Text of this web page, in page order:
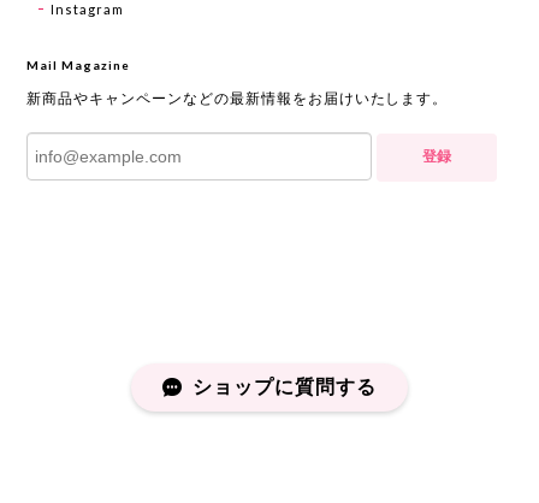
Instagram
Mail Magazine
新商品やキャンペーンなどの最新情報をお届けいたします。
登録
ショップに質問する